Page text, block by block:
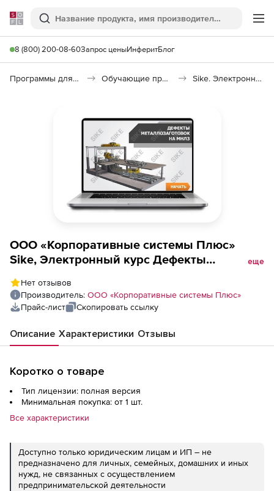
Softline
Поиск
8 (800) 200-08-60Запрос ценыИнферитБлог
Программы для образования и науки Обучающие программы Sike. Электронный курс «Дефекты металлозаготовок на МНЛЗ»
ООО «Корпоративные системы Плюс»
Sike, Электронный курс Дефекты
цена за 1 лицензию
еще
Нет отзывов
Производитель: ООО «Корпоративные системы Плюс»
Прайс-лист
Скопировать ссылку
Описание Характеристики Отзывы
Коротко о товаре
Тип лицензии: полная версия
Минимальная покупка: от 1 шт.
Все характеристики
Доступно только юридическим лицам и ИП – не
предназначено для личных, семейных, домашних и иных
нужд, не связанных с осуществлением
предпринимательской деятельности